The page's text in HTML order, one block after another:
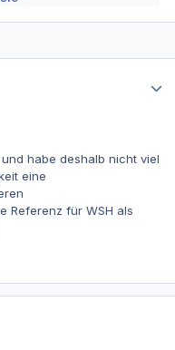
habe deshalb nicht viel
eine
Referenz für WSH als